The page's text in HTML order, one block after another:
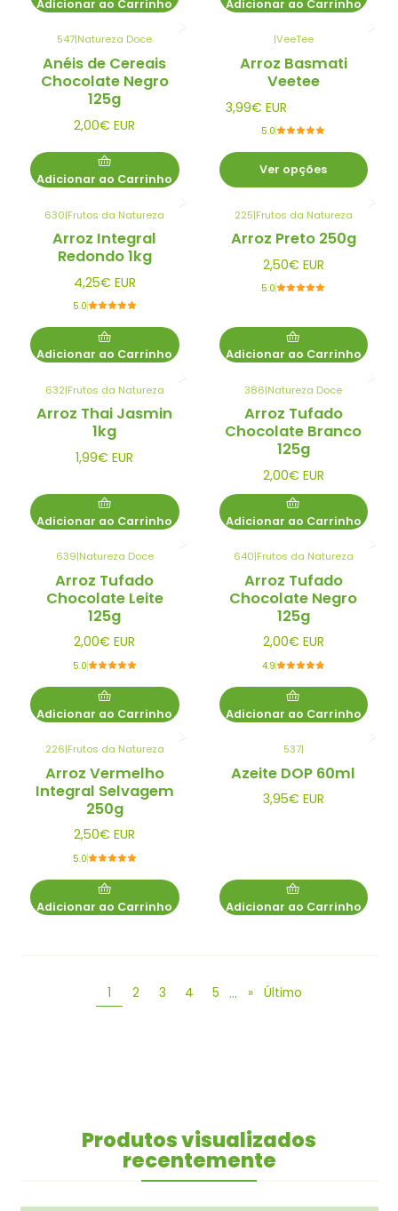
Adicionar ao Carrinho Adicionar ao Carrinho
547|Natureza Doce
Anéis de Cereais
Chocolate Negro
125g
2,00€ EUR
Adicionar ao Carrinho
|VeeTee
Arroz Basmati
Veetee
3,99€ EUR
5.0
Ver opções
630|Frutos da Natureza
Arroz Integral
Redondo 1kg
4,25€ EUR
5.0
Adicionar ao Carrinho
225|Frutos da Natureza
Arroz Preto 250g
2,50€ EUR
5.0
Adicionar ao Carrinho
632|Frutos da Natureza
Arroz Thai Jasmin
1kg
1,99€ EUR
Adicionar ao Carrinho
386|Natureza Doce
Arroz Tufado
Chocolate Branco
125g
2,00€ EUR
Adicionar ao Carrinho
639|Natureza Doce
Arroz Tufado
Chocolate Leite
125g
2,00€ EUR
5.0
Adicionar ao Carrinho
640|Frutos da Natureza
Arroz Tufado
Chocolate Negro
125g
2,00€ EUR
4.9
Adicionar ao Carrinho
226|Frutos da Natureza
Arroz Vermelho
Integral Selvagem
250g
2,50€ EUR
5.0
Adicionar ao Carrinho
537|
Azeite DOP 60ml
3,95€ EUR
Adicionar ao Carrinho
1 2 3 4 5 ... » Último
Produtos visualizados
recentemente